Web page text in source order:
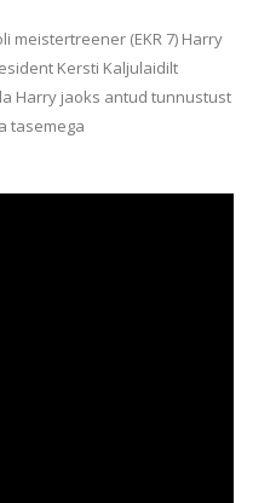
meistertreener (EKR 7) Harry
Kersti Kaljulaidilt
Harry jaoks antud tunnustust
tasemega